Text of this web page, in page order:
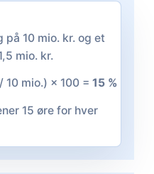
10 mio. kr. og et
mio. kr.
10 mio.) × 100 = 15 %
15 øre for hver